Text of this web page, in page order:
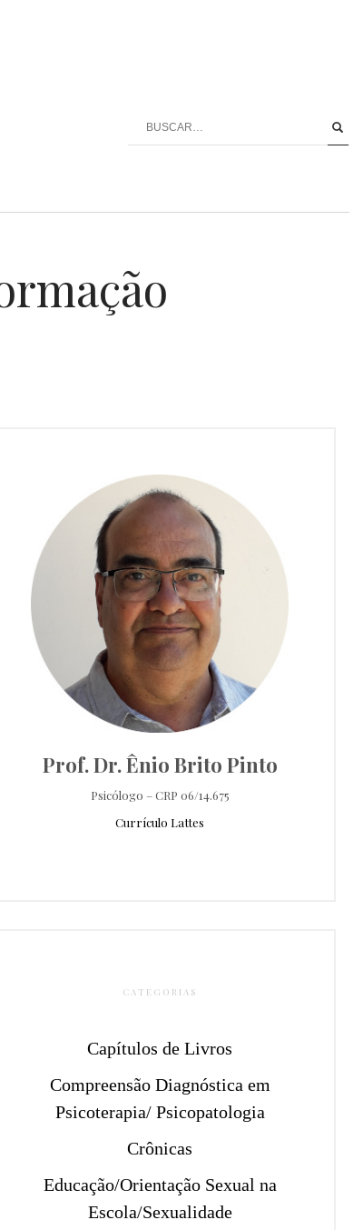
Prof. Dr. Ênio Brito Pinto
Psicólogo – CRP 06/14.675
Currículo Lattes
CATEGORIAS
Capítulos de Livros
Compreensão Diagnóstica em
Psicoterapia/ Psicopatologia
Crônicas
Educação/Orientação Sexual na
Escola/Sexualidade